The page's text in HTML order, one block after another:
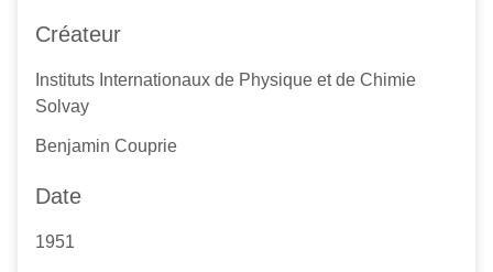
Créateur
Instituts Internationaux de Physique et de Chimie
Solvay
Benjamin Couprie
Date
1951